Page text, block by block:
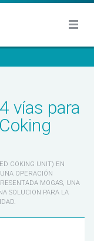
vías para
COKING UNIT) EN
OPERACIÓN
MOGAS, UNA
SOLUCION PARA LA